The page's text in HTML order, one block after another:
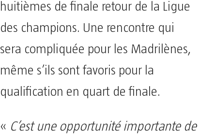
huitièmes de finale retour de la Ligue
des champions. Une rencontre qui
sera compliquée pour les Madrilènes,
même s’ils sont favoris pour la
qualification en quart de finale.
« C’est une opportunité importante de